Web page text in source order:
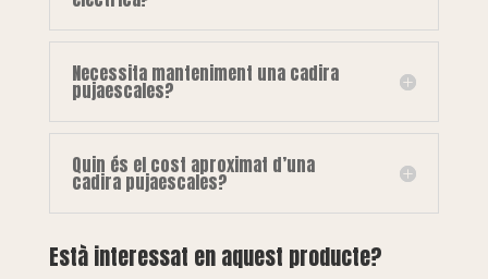
Necessita manteniment una cadira
pujaescales?
Quin és el cost aproximat d’una
cadira pujaescales?
Està interessat en aquest producte?